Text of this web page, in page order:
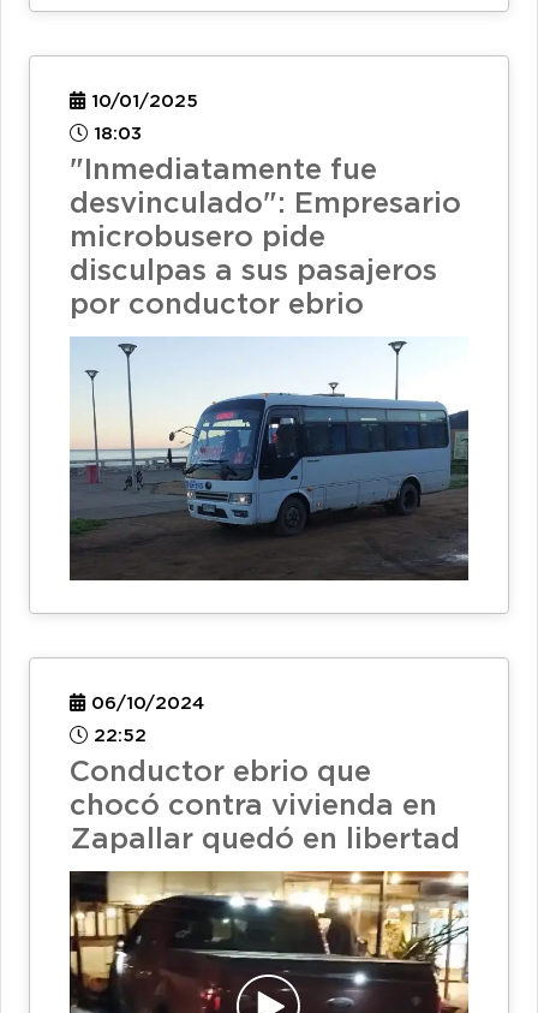
10/01/2025
18:03
"Inmediatamente fue
desvinculado": Empresario
microbusero pide
disculpas a sus pasajeros
por conductor ebrio
06/10/2024
22:52
Conductor ebrio que
chocó contra vivienda en
Zapallar quedó en libertad